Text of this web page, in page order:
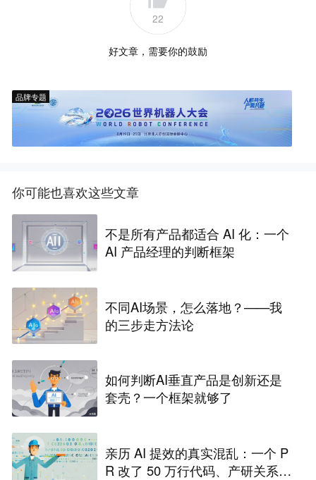
22
好文章，需要你的鼓励
品牌专题
你可能也喜欢这些文章
不是所有产品都适合 AI 化：一个
AI 产品经理的判断框架
不同AI场景，怎么落地？——我
的三步走方法论
如何判断AI垂直产品是创新还是
套壳？一个框架就够了
亲历 AI 提效的真实混乱：一个 P
R 改了 50 万行代码、产研关系差